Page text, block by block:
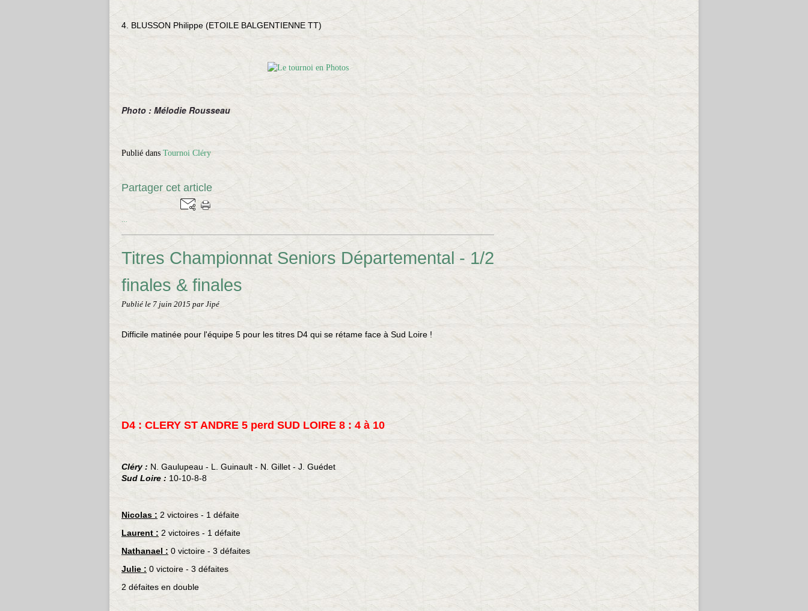
4. BLUSSON Philippe (ETOILE BALGENTIENNE TT)
Photo : Mélodie Rousseau
Publié dans Tournoi Cléry
Partager cet article
Titres Championnat Seniors Départemental - 1/2
finales & finales
Publié le 7 juin 2015 par Jipé
Difficile matinée pour l'équipe 5 pour les titres D4 qui se rétame face à Sud Loire !
D4 : CLERY ST ANDRE 5 perd SUD LOIRE 8 : 4 à 10
Cléry : N. Gaulupeau - L. Guinault - N. Gillet - J. Guédet
Sud Loire : 10-10-8-8
Nicolas : 2 victoires - 1 défaite
Laurent : 2 victoires - 1 défaite
Nathanael : 0 victoire - 3 défaites
Julie : 0 victoire - 3 défaites
2 défaites en double